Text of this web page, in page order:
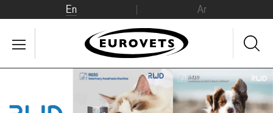
Ar
En